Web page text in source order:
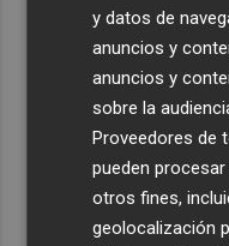
El Castell de l'Olla de
El Villarreal pone el
con una victoria
Kiat Lim preside por
y datos de
anuncios y
anuncios y
sobre la
Proveedores de
pueden
otros fines,
geolocalización